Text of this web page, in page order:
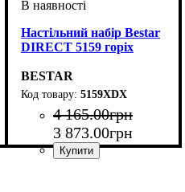
Настільний набір Bestar
DIRECT 5159 горіх
BESTAR
5159XDX
4 165.00грн
3 873.00грн